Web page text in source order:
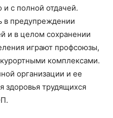
с полной отдачей.
в предупреждении
и в целом сохранении
играют профсоюзы,
комплексами.
организации и ее
здоровья трудящихся